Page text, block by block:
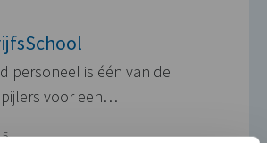
personeel is één van de
voor een…